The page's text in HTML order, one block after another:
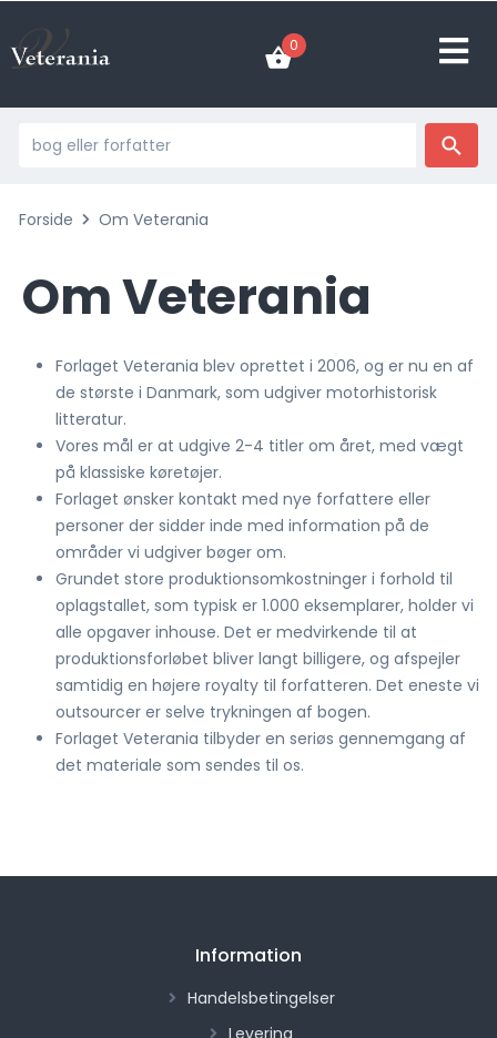
0
Forside Om Veterania
Om Veterania
Forlaget Veterania blev oprettet i 2006, og er nu en af
de største i Danmark, som udgiver motorhistorisk
litteratur.
Vores mål er at udgive 2-4 titler om året, med vægt
på klassiske køretøjer.
Forlaget ønsker kontakt med nye forfattere eller
personer der sidder inde med information på de
områder vi udgiver bøger om.
Grundet store produktionsomkostninger i forhold til
oplagstallet, som typisk er 1.000 eksemplarer, holder vi
alle opgaver inhouse. Det er medvirkende til at
produktionsforløbet bliver langt billigere, og afspejler
samtidig en højere royalty til forfatteren. Det eneste vi
outsourcer er selve trykningen af bogen.
Forlaget Veterania tilbyder en seriøs gennemgang af
det materiale som sendes til os.
Information
Handelsbetingelser
Levering